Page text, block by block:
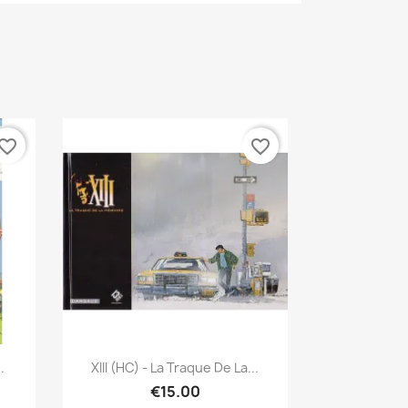
Quick view
XIII (HC) - La Traque De La...
€15.00
favorite_border